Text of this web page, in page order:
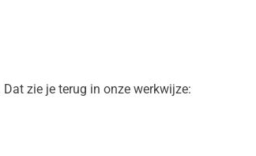
zie je terug in onze werkwijze: